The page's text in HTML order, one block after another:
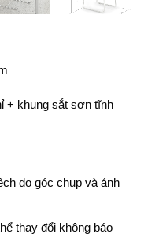
+ khung sắt sơn tĩnh
do góc chụp và ánh
thay đổi không báo